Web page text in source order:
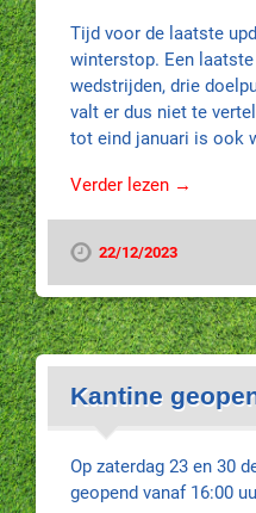
Tijd voor de laatste
winterstop. Een
wedstrijden, drie
valt er dus niet te
tot eind januari is ook
Verder lezen →
22/12/2023
Kantine
Op zaterdag 23 en 30
geopend vanaf 16:00